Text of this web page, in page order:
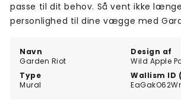
Navn
Garden Riot
Design af
Wild Apple
Type
Mural
Wallism ID
passe til dit behov. Så vent ikke
personlighed til dine vægge med